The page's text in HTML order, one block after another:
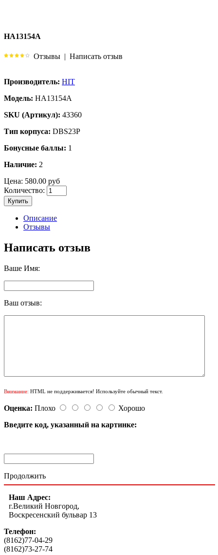
HA13154A
Отзывы | Написать отзыв
Производитель: HIT
Модель: HA13154A
SKU (Артикул): 43360
Тип корпуса: DBS23P
Бонусные баллы: 1
Наличие: 2
Цена: 580.00 руб
Количество:
Купить
Описание
Отзывы
Написать отзыв
Ваше Имя:
Ваш отзыв:
Внимание: HTML не поддерживается! Используйте обычный текст.
Оценка: Плохо
Хорошо
Введите код, указанный на картинке:
Продолжить
Наш Адрес:
г.Великий Новгород,
Воскресенский бульвар 13
Телефон:
(8162)77-04-29
(8162)73-27-74